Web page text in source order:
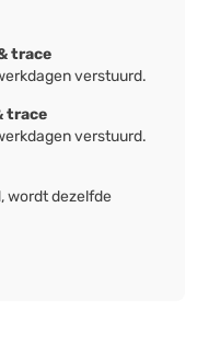
trace
verstuurd.
trace
verstuurd.
wordt dezelfde